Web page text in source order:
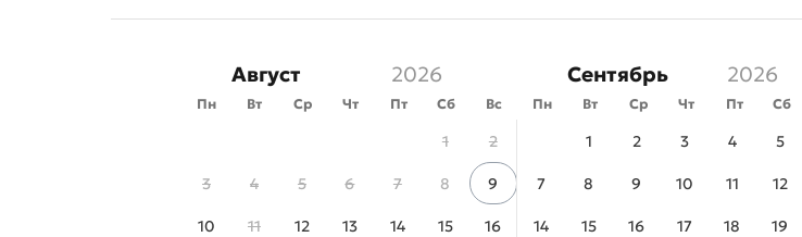
Август Сентябрь
Пн Вт Ср Чт Пт Сб Вс Пн Вт Ср Чт Пт Сб
1 2
3 4 5 6 7 8 9
10 11 12 13 14 15 16
1 2 3 4 5
7 8 9 10 11 12
14 15 16 17 18 19